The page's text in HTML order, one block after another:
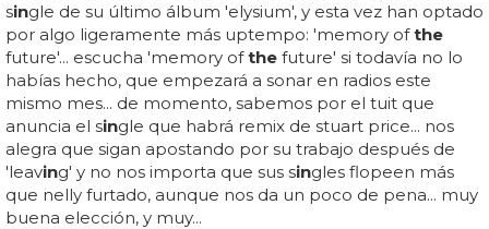
single de su último álbum 'elysium', y esta vez han optado
por algo ligeramente más uptempo: 'memory ofthe
future'... escucha 'memory ofthe future' si todavía no lo
habías hecho, que empezará a sonar en radios este
mismo mes... de momento, sabemos por el tuit que
anuncia el single que habrá remix de stuart price... nos
alegra que sigan apostando por su trabajo después de
'leaving' y no nos importa que sus singles flopeen más
que nelly furtado, aunque nos da un poco de pena... muy
buena elección, y muy...